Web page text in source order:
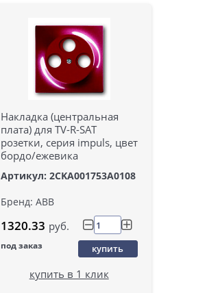
Накладка (центральная
плата) для TV-R-SAT
розетки, серия impuls, цвет
бордо/ежевика
Артикул: 2CKA001753A0108
Бренд: ABB
1320.33 руб.
под заказ купить
купить в 1 клик